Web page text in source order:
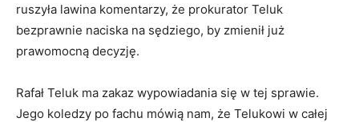
ruszyła lawina komentarzy, że prokurator Teluk
bezprawnie naciska na sędziego, by zmienił już
prawomocną decyzję.
Rafał Teluk ma zakaz wypowiadania się w tej sprawie.
Jego koledzy po fachu mówią nam, że Telukowi w całej